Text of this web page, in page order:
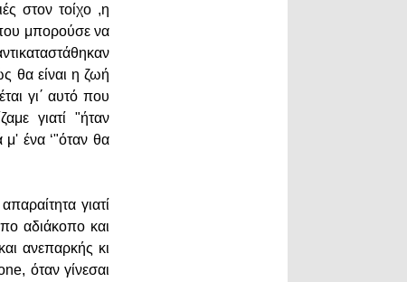
στον τοίχο ,η
μπορούσε να
θα είναι η ζωή
γι΄ αυτό που
γιατί "ήταν
μ' ένα ‘"όταν θα
γιατί
αδιάκοπο και
ανεπαρκής κι
όταν γίνεσαι